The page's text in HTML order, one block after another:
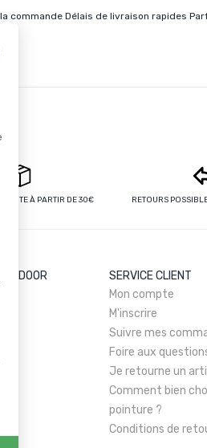
commande Délais de livraison rapides
À PARTIR DE 30€ RETOURS
SERVICE CLIENT
Mon compte
M'inscrire
Suivre mes
Foire aux
Je retourne un
Comment bien
pointure ?
Conditions de